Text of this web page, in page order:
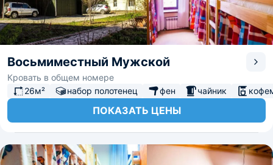
Восьмиместный Мужской
Кровать в общем номере
26м²
набор полотенец фен чайник
ПОКАЗАТЬ ЦЕНЫ